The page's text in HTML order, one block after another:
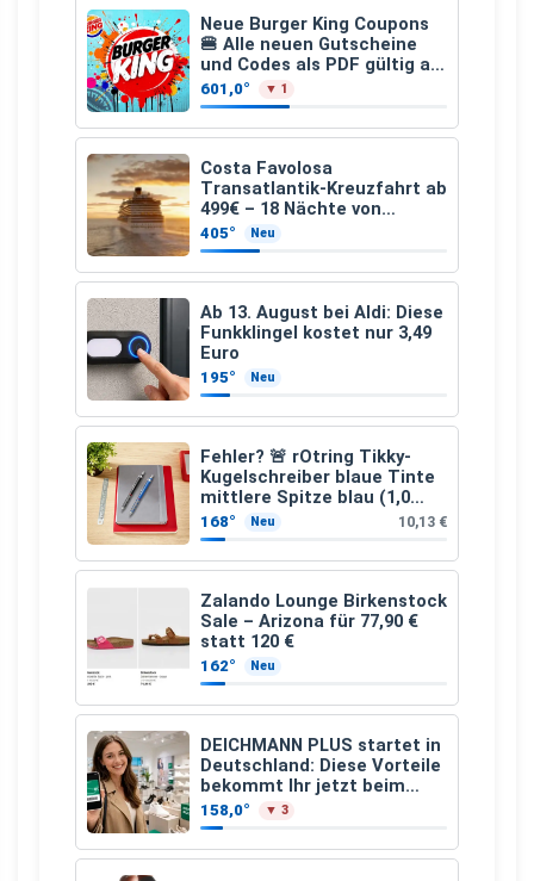
Neue Burger King Coupons
🍔 Alle neuen Gutscheine
und Codes als PDF gültig ab
25.07.2026 bis 04.09.2026
601,0° ▼ 1
Costa Favolosa
Transatlantik-Kreuzfahrt ab
499€ – 18 Nächte von
Hamburg nach Guadeloupe
405° Neu
Ab 13. August bei Aldi: Diese
Funkklingel kostet nur 3,49
Euro
195° Neu
Fehler? 🚨 rOtring Tikky-
Kugelschreiber blaue Tinte
mittlere Spitze blau (1,0
mm – 12 Stück)
168° Neu 10,13 €
Zalando Lounge Birkenstock
Sale – Arizona für 77,90 €
statt 120 €
162° Neu
DEICHMANN PLUS startet in
Deutschland: Diese Vorteile
bekommt Ihr jetzt beim
Schuhkauf
158,0° ▼ 3